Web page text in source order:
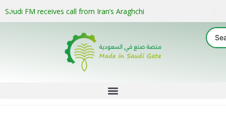
Saudi FM receives call from Iran’s Araghchi